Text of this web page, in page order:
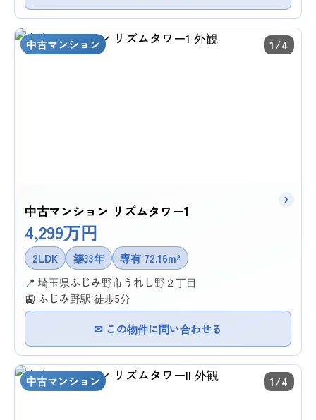
中古マンション 1/4
中古マンション リズムタワー1
4,299万円
2LDK 築33年
専有 72.16m²
📍 埼玉県ふじみ野市うれし野２丁目
🚉 ふじみ野駅 徒歩5分
✉ この物件に問い合わせる
中古マンション 1/4